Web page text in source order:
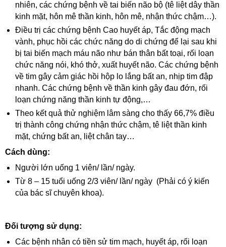
nhiên, các chứng bệnh về tai biến não bộ (tê liệt dây thần
kinh mặt, hôn mê thần kinh, hôn mê, nhận thức chậm…).
Điều trị các chứng bệnh Cao huyết áp, Tắc động mạch
vành, phục hồi các chức năng do di chứng để lại sau khi
bị tai biến mạch máu não như bán thân bất toại, rối loạn
chức năng nói, khó thở, xuất huyết não. Các chứng bệnh
về tim gây cảm giác hồi hộp lo lắng bất an, nhịp tim đập
nhanh. Các chứng bệnh về thần kinh gây đau đớn, rối
loạn chứng năng thần kinh tự động,…
Theo kết quả thử nghiệm lâm sàng cho thấy 66,7% điều
trị thành công chứng nhận thức chậm, tê liệt thần kinh
mặt, chứng bất an, liệt chân tay…
Cách dùng:
Người lớn uống 1 viên/ lần/ ngày.
Từ 8 – 15 tuổi uống 2/3 viên/ lần/ ngày (Phải có ý kiến
của bác sĩ chuyên khoa).
Đối tượng sử dụng:
Các bệnh nhân có tiền sử tim mạch, huyết áp, rối loạn